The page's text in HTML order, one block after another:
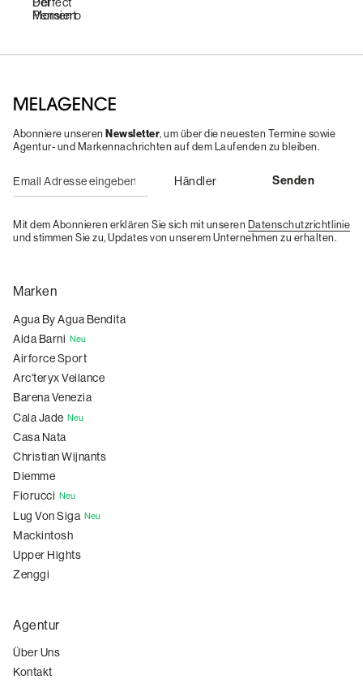
Abonniere unseren Newsletter, um über die neuesten Termine sowie
Agentur- und Markennachrichten auf dem Laufenden zu bleiben.
Mit dem Abonnieren erklären Sie sich mit unseren Datenschutzrichtlinie
und stimmen Sie zu, Updates von unserem Unternehmen zu erhalten.
Marken
Agua By Agua Bendita
Aida Barni Neu
Airforce Sport
Arc'teryx Veilance
Barena Venezia
Cala Jade Neu
Casa Nata
Christian Wijnants
Diemme
Fiorucci Neu
Lug Von Siga Neu
Mackintosh
Upper Hights
Zenggi
Agentur
Über Uns
Kontakt